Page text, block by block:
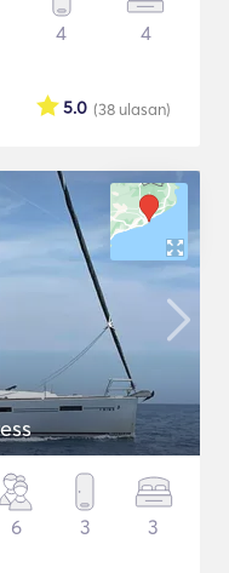
4 4
(38 ulasan)
5.0
6 3 3